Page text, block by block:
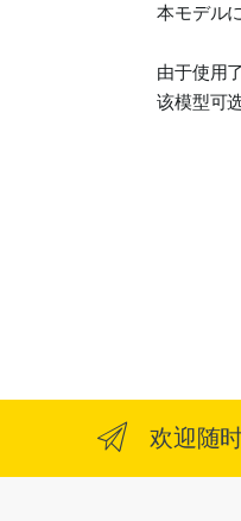
本モデル
由于使用
该模型可
欢迎随